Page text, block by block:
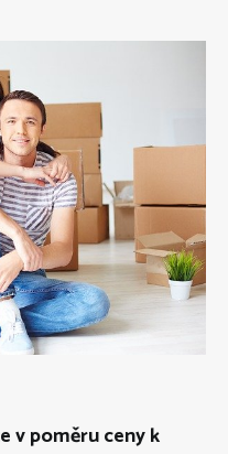
v poměru ceny k